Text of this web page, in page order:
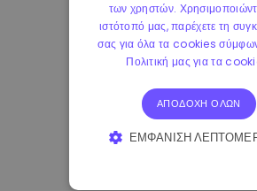
των χρηστών.
ιστότοπό μας, παρέχετε τη
σας για όλα τα cookies
Πολιτική μας για τα
ΑΠΟΔΟΧΉ ΌΛΩΝ
ΕΜΦΆΝΙΣΗ